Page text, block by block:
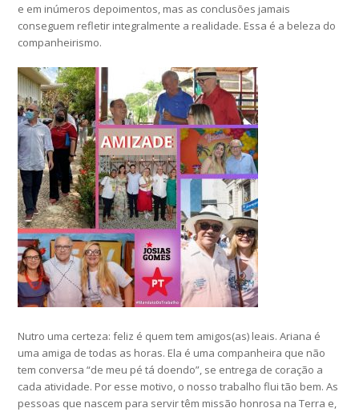
e em inúmeros depoimentos, mas as conclusões jamais
conseguem refletir integralmente a realidade. Essa é a beleza do
companheirismo.
Nutro uma certeza: feliz é quem tem amigos(as) leais. Ariana é
uma amiga de todas as horas. Ela é uma companheira que não
tem conversa “de meu pé tá doendo”, se entrega de coração a
cada atividade. Por esse motivo, o nosso trabalho flui tão bem. As
pessoas que nascem para servir têm missão honrosa na Terra e,